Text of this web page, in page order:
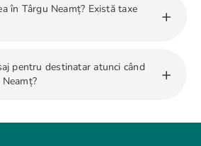
pefloria.roajung în Târgu
confirmarea plății.
în Târgu Neamț? Există taxe
+
în Târgu Neamț. Pentru
exista taxe suplimentare, afișate
pentru destinatar atunci când
+
este însoțită de o felicitare cadou a